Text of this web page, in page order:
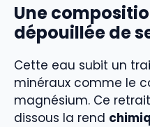
Une
dépouillée de
Cette eau subit un
minéraux comme le
magnésium. Ce
dissous la rend